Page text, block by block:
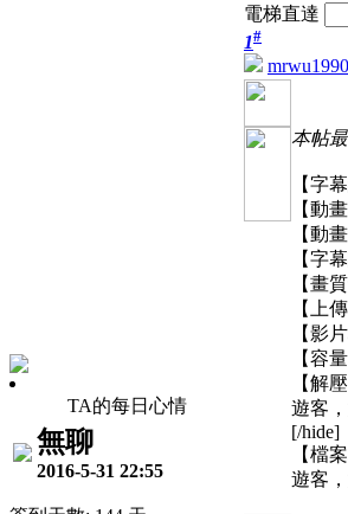
TA的每日心情
無聊
2016-5-31 22:55
電梯直達
1#
mrwu1990
本帖
【字
【動
【動
【字
【畫
【上
【影
【容
【解
遊客
[/hide]
【檔
遊客